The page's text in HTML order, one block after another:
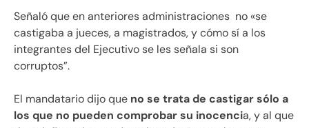
Señaló que en anteriores administraciones no «se
castigaba a jueces, a magistrados, y cómo sí a los
integrantes del Ejecutivo se les señala si son
corruptos”.
El mandatario dijo que no se trata de castigar sólo a
los que no pueden comprobar su inocencia, y al que